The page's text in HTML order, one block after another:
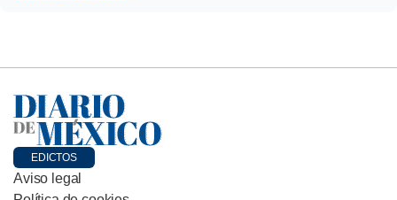
EDICTOS
Aviso legal